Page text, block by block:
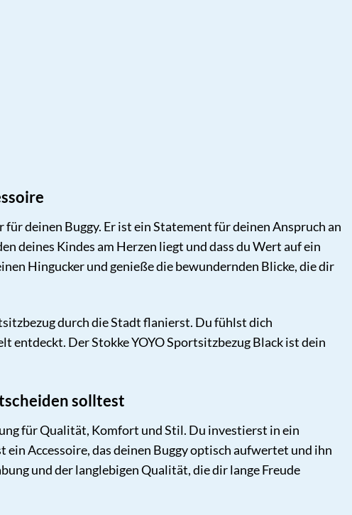
deinen Buggy. Er ist ein Statement für deinen Anspruch an
deines Kindes am Herzen liegt und dass du Wert auf ein
Hingucker und genieße die bewundernden Blicke, die dir
durch die Stadt flanierst. Du fühlst dich
Der Stokke YOYO Sportsitzbezug Black ist dein
solltest
für Qualität, Komfort und Stil. Du investierst in ein
Accessoire, das deinen Buggy optisch aufwertet und ihn
und der langlebigen Qualität, die dir lange Freude